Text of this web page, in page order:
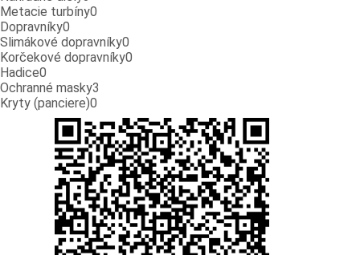
Metacie turbíny0
Dopravníky0
Slimákové dopravníky0
Korčekové dopravníky0
Hadice0
Ochranné masky3
Kryty (panciere)0